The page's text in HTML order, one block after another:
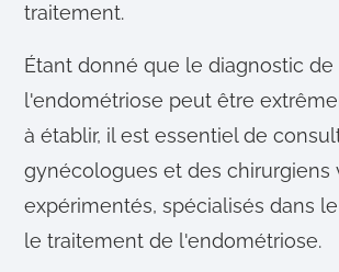
traitement.
Étant donné que le diagnostic de
l'endométriose peut être
à établir, il est essentiel de
gynécologues et des chirurgiens
expérimentés, spécialisés dans
le traitement de l'endométriose.